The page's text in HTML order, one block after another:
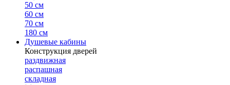
50 см
60 см
70 см
180 см
Душевые кабины
Конструкция дверей
раздвижная
распашная
складная